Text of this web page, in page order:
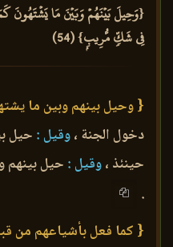
{وَحِيلَ بَيۡنَهُمۡ وَبَيۡنَ مَا يَشۡتَهُونَ
فِي شَكّٖ مُّرِيبِۭ} (54)
{ وحيل بينهم وبين ما
دخول الجنة ،وقيل : حيل
حينئذ ،وقيل : حيل بينهم
.
{ كما فعل بأشياعهم من